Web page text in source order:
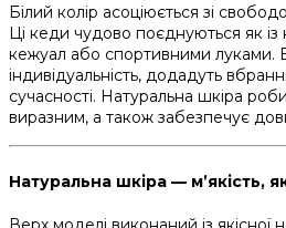
Білий колір асоціюється зі
Ці кеди чудово поєднуються як із
кежуал або спортивними луками.
індивідуальність, додадуть
сучасності. Натуральна шкіра
виразним, а також забезпечує
Натуральна шкіра — м’якість,